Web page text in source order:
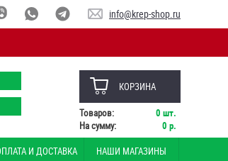
info@krep-shop.ru
КОРЗИНА
Товаров: 0 шт.
На сумму:
0 р.
И ДОСТАВКА НАШИ МАГАЗИНЫ